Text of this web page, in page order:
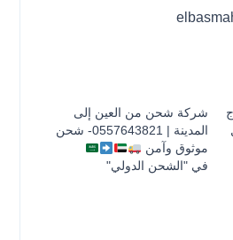
شركة شحن من العين إلى
المدينة | 0557643821- شحن
موثوق وآمن
في "الشحن الدولي"